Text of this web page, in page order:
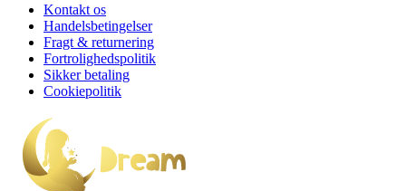
Kontakt os
Handelsbetingelser
Fragt & returnering
Fortrolighedspolitik
Sikker betaling
Cookiepolitik